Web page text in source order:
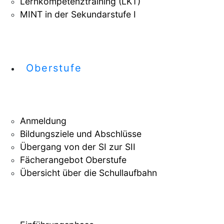
MINT in der Sekundarstufe I
Oberstufe
Anmeldung
Bildungsziele und Abschlüsse
Übergang von der SI zur SII
Fächerangebot Oberstufe
Übersicht über die Schullaufbahn